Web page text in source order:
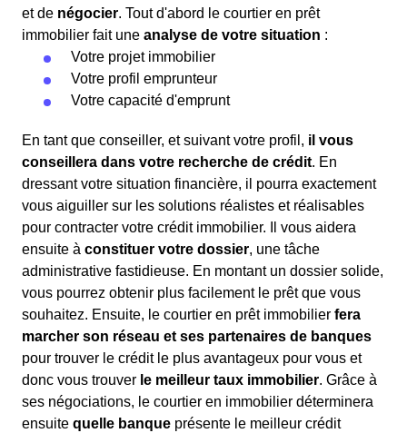
et de négocier. Tout d'abord le courtier en prêt
immobilier fait une analyse de votre situation :
Votre projet immobilier
Votre profil emprunteur
Votre capacité d'emprunt
En tant que conseiller, et suivant votre profil, il vous
conseillera dans votre recherche de crédit. En
dressant votre situation financière, il pourra exactement
vous aiguiller sur les solutions réalistes et réalisables
pour contracter votre crédit immobilier. Il vous aidera
ensuite à constituer votre dossier, une tâche
administrative fastidieuse. En montant un dossier solide,
vous pourrez obtenir plus facilement le prêt que vous
souhaitez. Ensuite, le courtier en prêt immobilier fera
marcher son réseau et ses partenaires de banques
pour trouver le crédit le plus avantageux pour vous et
donc vous trouver le meilleur taux immobilier. Grâce à
ses négociations, le courtier en immobilier déterminera
ensuite quelle banque présente le meilleur crédit